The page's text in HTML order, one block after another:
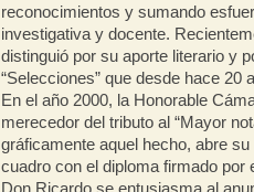
reconocimientos y sumando
investigativa y docente.
distinguió por su aporte literario y
“Selecciones” que desde hace 20
En el año 2000, la Honorable
merecedor del tributo al “Mayor
gráficamente aquel hecho, abre
cuadro con el diploma firmado por
Don Ricardo se entusiasma al